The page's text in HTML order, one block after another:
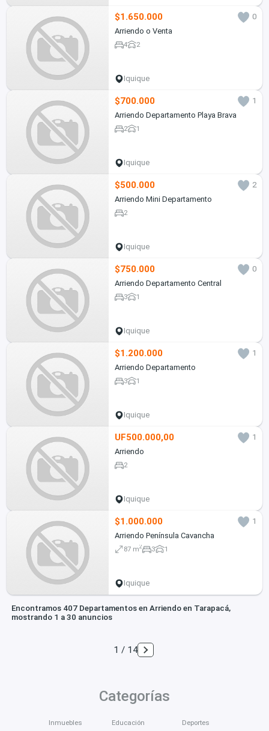
$1.650.000
0
Arriendo o Venta
4 2
Iquique
$700.000
1
Arriendo Departamento Playa Brava
2 1
Iquique
$500.000
2
Arriendo Mini Departamento
2
Iquique
$750.000
0
Arriendo Departamento Central
3 1
Iquique
$1.200.000
1
Arriendo Departamento
3 1
Iquique
UF500.000,00
1
Arriendo
2
Iquique
$1.000.000
1
Arriendo Península Cavancha
87 m2 3 1
Iquique
Encontramos 407 Departamentos en Arriendo en Tarapacá,
mostrando 1 a 30 anuncios
1 / 14
Categorías
Inmuebles Educación Deportes